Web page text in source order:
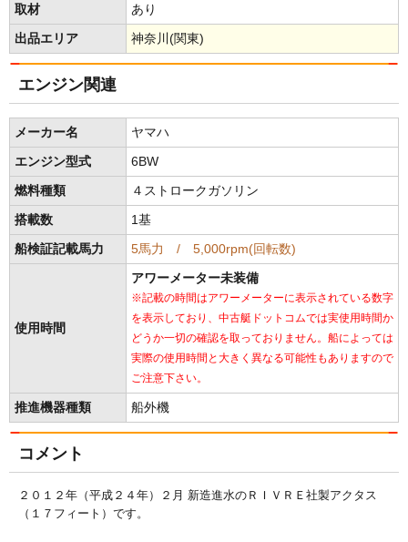
取材 あり
出品エリア 神奈川(関東)
エンジン関連
メーカー名 ヤマハ
エンジン型式 6BW
燃料種類 ４ストロークガソリン
搭載数 1基
船検証記載馬力 5馬力 / 5,000rpm(回転数)
使用時間
アワーメーター未装備
※記載の時間はアワーメーターに表示されている数字
を表示しており、中古艇ドットコムでは実使用時間か
どうか一切の確認を取っておりません。船によっては
実際の使用時間と大きく異なる可能性もありますので
ご注意下さい。
推進機器種類 船外機
コメント
２０１２年（平成２４年）２月 新造進水のＲＩＶＲＥ社製アクタス
（１７フィート）です。